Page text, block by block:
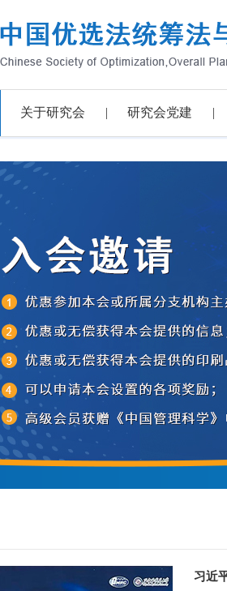
关于研究会 研究会党建